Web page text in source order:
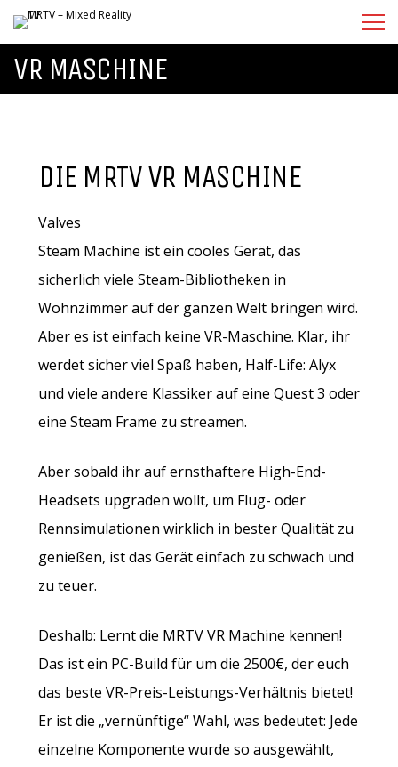
VR MASCHINE
DIE MRTV VR MASCHINE
Valves
Steam Machine ist ein cooles Gerät, das
sicherlich viele Steam-Bibliotheken in
Wohnzimmer auf der ganzen Welt bringen wird.
Aber es ist einfach keine VR-Maschine. Klar, ihr
werdet sicher viel Spaß haben, Half-Life: Alyx
und viele andere Klassiker auf eine Quest 3 oder
eine Steam Frame zu streamen.
Aber sobald ihr auf ernsthaftere High-End-
Headsets upgraden wollt, um Flug- oder
Rennsimulationen wirklich in bester Qualität zu
genießen, ist das Gerät einfach zu schwach und
zu teuer.
Deshalb: Lernt die MRTV VR Machine kennen!
Das ist ein PC-Build für um die 2500€, der euch
das beste VR-Preis-Leistungs-Verhältnis bietet!
Er ist die „vernünftige“ Wahl, was bedeutet: Jede
einzelne Komponente wurde so ausgewählt,